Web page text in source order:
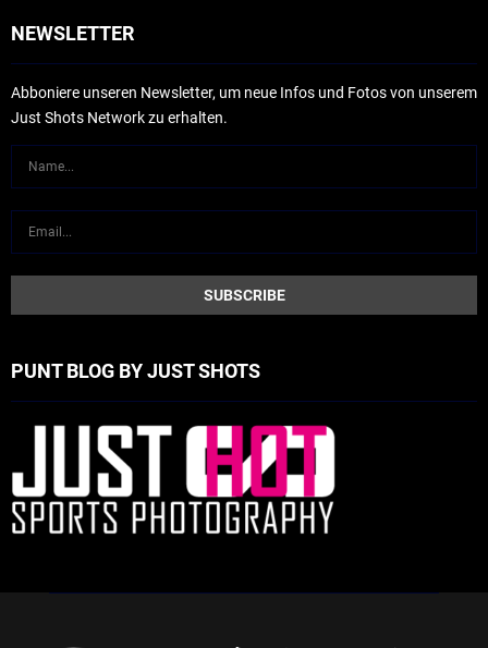
NEWSLETTER
Abboniere unseren Newsletter, um neue Infos und Fotos von unserem
Just Shots Network zu erhalten.
PUNT BLOG BY JUST SHOTS